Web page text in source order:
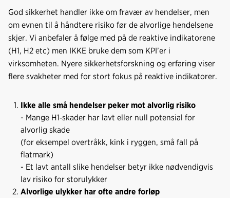
God sikkerhet handler ikke om fravær av hendelser, men
om evnen til å håndtere risiko før de alvorlige hendelsene
skjer. Vi anbefaler å følge med på de reaktive indikatorene
(H1, H2 etc) men IKKE bruke dem som KPI’er i
virksomheten. Nyere sikkerhetsforskning og erfaring viser
flere svakheter med for stort fokus på reaktive indikatorer.
Ikke alle små hendelser peker mot alvorlig risiko
- Mange H1‑skader har lavt eller null potensial for
alvorlig skade
(for eksempel overtråkk, kink i ryggen, små fall på
flatmark)
- Et lavt antall slike hendelser betyr ikke nødvendigvis
lav risiko for storulykker
Alvorlige ulykker har ofte andre forløp